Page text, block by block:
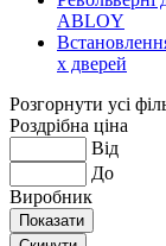
ABLOY
х дверей
Розгорнути усі
Роздрібна ціна
Від
До
Виробник